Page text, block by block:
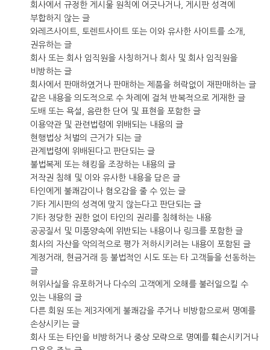
회사에서 규정한 게시물 원칙에 어긋나거나, 게시판 성격에
부합하지 않는 글
와레즈사이트, 토렌트사이트 또는 이와 유사한 사이트를 소개,
권유하는 글
회사 또는 회사 임직원을 사칭하거나 회사 및 회사 임직원을
비방하는 글
회사에서 판매하였거나 판매하는 제품을 허락없이 재판매하는 글
같은 내용을 의도적으로 수 차례에 걸쳐 반복적으로 게재한 글
도배 또는 욕설, 음란한 단어 및 표현을 포함한 글
이용약관 및 관련법령에 위배되는 내용의 글
현행법상 처벌의 근거가 되는 글
관계법령에 위배된다고 판단되는 글
불법복제 또는 해킹을 조장하는 내용의 글
저작권 침해 및 이와 유사한 내용을 담은 글
타인에게 불쾌감이나 혐오감을 줄 수 있는 글
기타 게시판의 성격에 맞지 않는다고 판단되는 글
기타 정당한 권한 없이 타인의 권리를 침해하는 내용
공공질서 및 미풍양속에 위반되는 내용이나 링크를 포함한 글
회사의 자산을 악의적으로 평가 저하시키려는 내용이 포함된 글
계정거래, 현금거래 등 불법적인 시도 또는 타 고객들을 선동하는
글
허위사실을 유포하거나 다수의 고객에게 오해를 불러일으킬 수
있는 내용의 글
다른 회원 또는 제3자에게 불쾌감을 주거나 비방함으로써 명예를
손상시키는 글
회사 또는 타인을 비방하거나 중상 모략으로 명예를 훼손시키거나